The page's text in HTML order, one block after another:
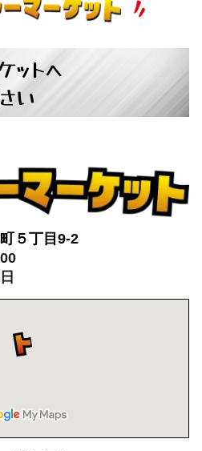
ットへ
い
５丁目9-2